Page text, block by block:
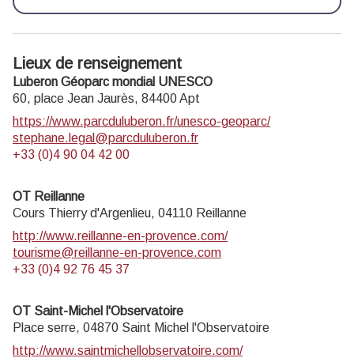
Lieux de renseignement
Luberon Géoparc mondial UNESCO
60, place Jean Jaurès, 84400Apt
https://www.parcduluberon.fr/unesco-geoparc/
stephane.legal@parcduluberon.fr
+33 (0)4 90 04 42 00
OT Reillanne
Cours Thierry d'Argenlieu, 04110 Reillanne
http://www.reillanne-en-provence.com/
tourisme@reillanne-en-provence.com
+33 (0)4 92 76 45 37
OT Saint-Michel l'Observatoire
Place serre, 04870 Saint Michel l'Observatoire
http://www.saintmichellobservatoire.com/